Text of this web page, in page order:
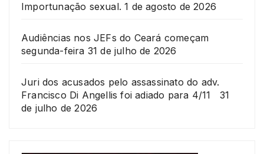
Importunação sexual. 1 de agosto de 2026
Audiências nos JEFs do Ceará começam
segunda-feira 31 de julho de 2026
Juri dos acusados pelo assassinato do adv.
Francisco Di Angellis foi adiado para 4/11
31
de julho de 2026